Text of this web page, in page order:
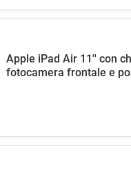
Apple iPad Air 11'' con
fotocamera frontale e